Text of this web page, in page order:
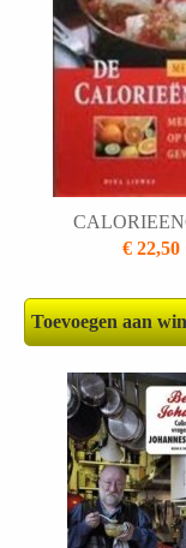
€ 22,50
Toevoegen aan